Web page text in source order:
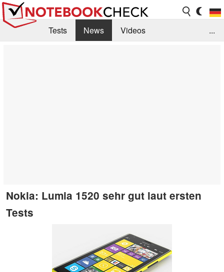
Tests News
Videos
...
Nokia: Lumia 1520 sehr gut laut ersten
Tests